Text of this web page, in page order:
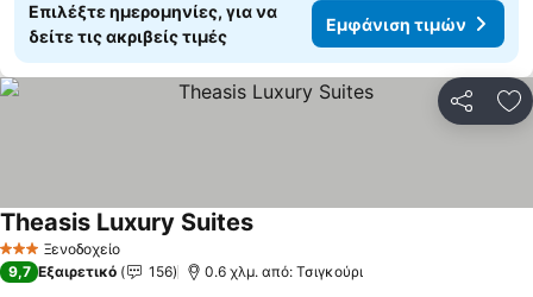
Επιλέξτε ημερομηνίες, για να
δείτε τις ακριβείς τιμές
Εμφάνιση τιμών
3 ΑστέριαΞενοδοχείο
Theasis Luxury SuitesΕμφάνιση τιμών
9,7 Εξαιρετικό 156 0.6 χλμ. από: Τσιγκούρι